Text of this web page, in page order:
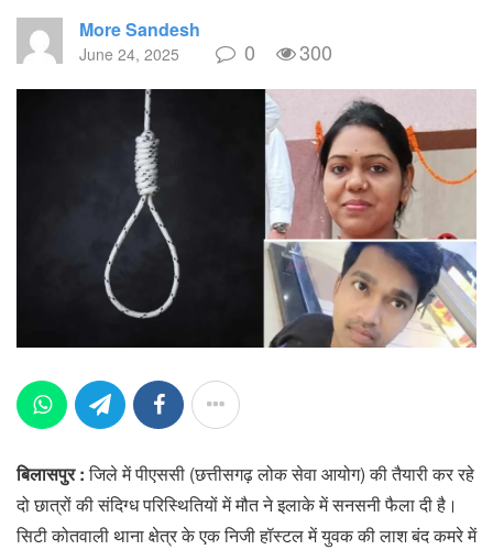
More Sandesh
June 24, 2025 0 300
बिलासपुर :जिले में पीएससी (छत्तीसगढ़ लोक सेवा आयोग) की तैयारी कर रहे
दो छात्रों की संदिग्ध परिस्थितियों में मौत ने इलाके में सनसनी फैला दी है।
सिटी कोतवाली थाना क्षेत्र के एक निजी हॉस्टल में युवक की लाश बंद कमरे में